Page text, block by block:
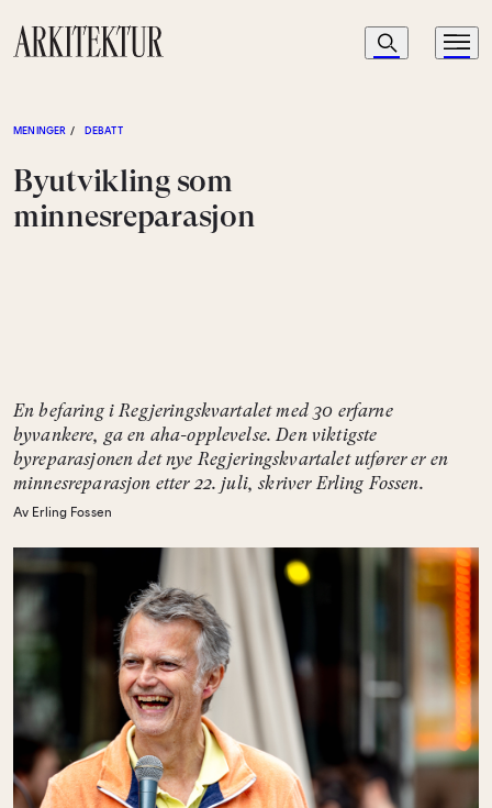
Navigasjon
Søk Meny
MENINGER / DEBATT
Byutvikling som
minnesreparasjon
En befaring i Regjeringskvartalet med 30 erfarne
byvankere, ga en aha-opplevelse. Den viktigste
byreparasjonen det nye Regjeringskvartalet utfører er en
minnesreparasjon etter 22. juli, skriver Erling Fossen.
Av Erling Fossen